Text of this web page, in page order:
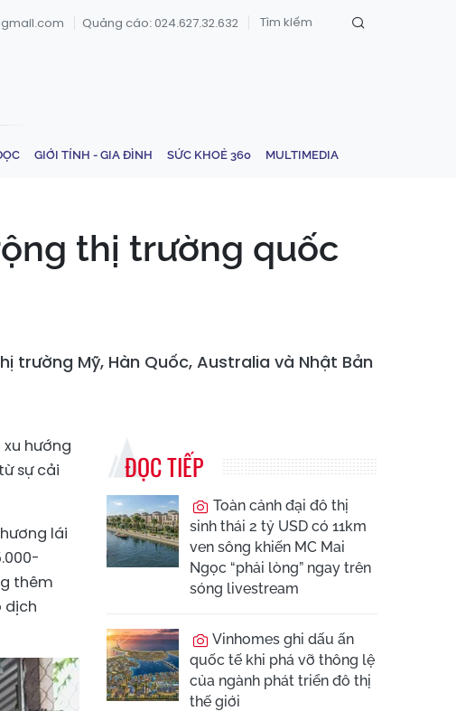
Quảng cáo: 024.627.32.632
GIỚI TÍNH - GIA ĐÌNH SỨC KHOẺ 360 MULTIMEDIA
thị trường quốc
trường Mỹ, Hàn Quốc, Australia và Nhật Bản
hướng
sự cải
lái
thêm
dịch
ĐỌC TIẾP
Toàn cảnh đại đô thị
sinh thái 2 tỷ USD có 11km
ven sông khiến MC Mai
Ngọc “phải lòng” ngay trên
sóng livestream
Vinhomes ghi dấu ấn
quốc tế khi phá vỡ thông lệ
của ngành phát triển đô thị
thế giới